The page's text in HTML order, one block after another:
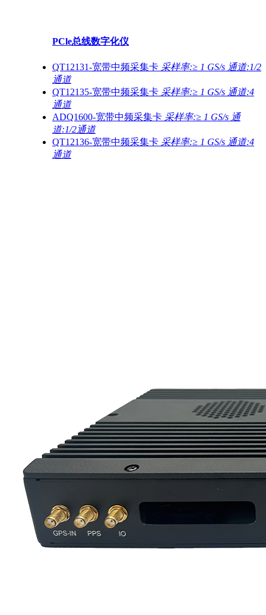
PCle总线数字化仪
QT12131-宽带中频采集卡 采样率:≥ 1 GS/s 通道:1/2
通道
QT12135-宽带中频采集卡 采样率:≥ 1 GS/s 通道:4
通道
ADQ1600-宽带中频采集卡 采样率:≥ 1 GS/s 通
道:1/2通道
QT12136-宽带中频采集卡 采样率:≥ 1 GS/s 通道:4
通道